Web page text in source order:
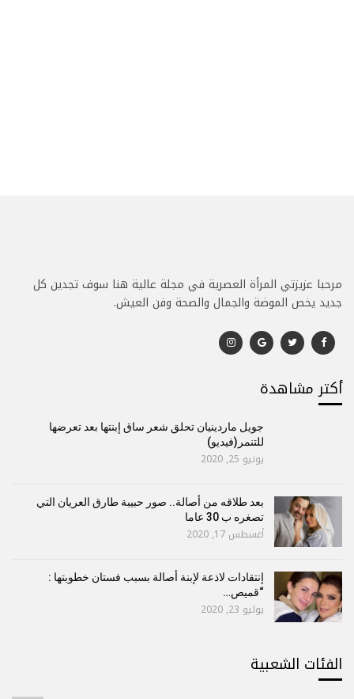
مرحبا عزيزتي المرأة العصرية في مجلة عالية هنا سوف تجدين كل
جديد يخص الموضة والجمال والصحة وفن العيش.
أكتر مشاهدة
جويل ماردينيان تحلق شعر ساق إبنتها بعد تعرضها
للتنمر(فيديو)
يونيو 25, 2020
بعد طلاقه من أصالة.. صور حبيبة طارق العريان التي
تصغره ب 30 عاما
أغسطس 17, 2020
إنتقادات لاذعة لإبنة أصالة بسبب فستان خطوبتها :
“قميص…
يوليو 23, 2020
الفئات الشعبية